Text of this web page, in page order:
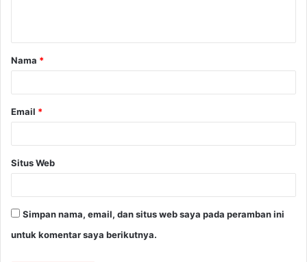
a
r
Nama *
Email *
Situs Web
Simpan nama, email, dan situs web saya pada peramban ini
untuk komentar saya berikutnya.